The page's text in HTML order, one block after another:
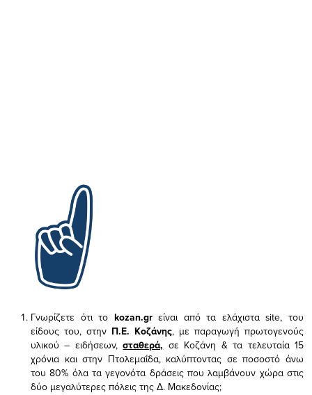
Γνωρίζετε ότι το kozan.gr είναι από τα ελάχισταsite, του
είδους του, στην Π.Ε. Κοζάνης, με παραγωγή πρωτογενούς
υλικού – ειδήσεων,σταθερά, σε Κοζάνη & τα τελευταία 15
χρόνια και στην Πτολεμαΐδα, καλύπτοντας σε ποσοστό άνω
του 80% όλα τα γεγονότα δράσεις που λαμβάνουν χώρα στις
δύο μεγαλύτερες πόλεις της Δ. Μακεδονίας;